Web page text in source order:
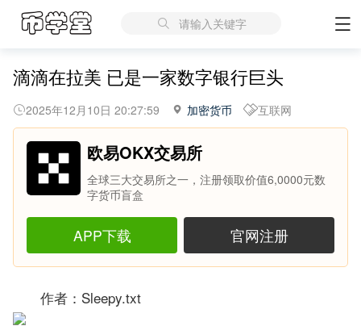
请输入关键字
滴滴在拉美 已是一家数字银行巨头
2025年12月10日 20:27:59 加密货币 互联网
欧易OKX交易所
全球三大交易所之一，注册领取价值6,0000元数
字货币盲盒
APP下载 官网注册
作者：Sleepy.txt